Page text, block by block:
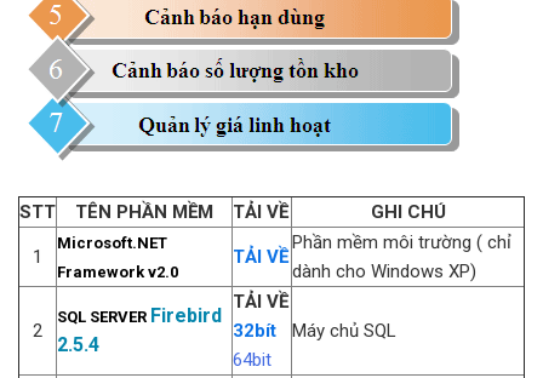
STT TÊN PHẦN MỀM TẢI VỀ GHI CHÚ
1
Microsoft.NET
Framework v2.0
TẢI VỀ
Phần mềm môi trường ( chỉ
dành cho Windows XP)
2
SQL SERVER Firebird
2.5.4
TẢI VỀ
32bít
64bit
Máy chủ SQL